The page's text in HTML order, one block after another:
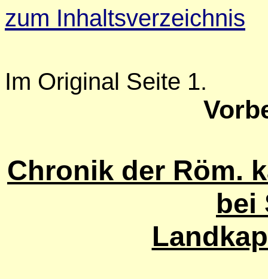
zum Inhaltsverzeichnis
Im Original Seite 1.
Chronik der Röm.
bei